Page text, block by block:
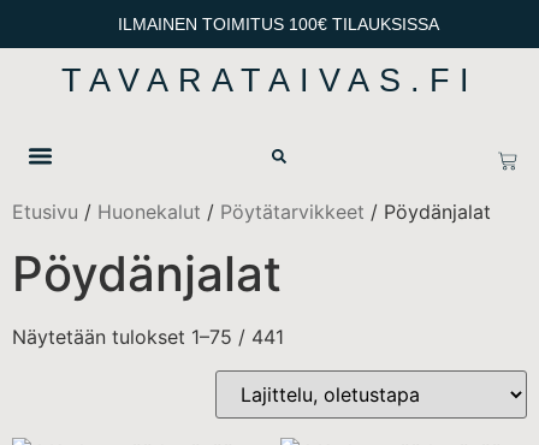
ILMAINEN TOIMITUS 100€ TILAUKSISSA
TAVARATAIVAS.FI
Etusivu / Huonekalut / Pöytätarvikkeet / Pöydänjalat
Pöydänjalat
Näytetään tulokset 1–75 / 441